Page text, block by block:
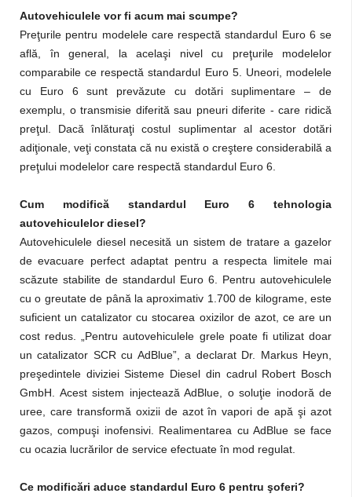
Autovehiculele vor fi acum mai scumpe?
Preţurile pentru modelele care respectă standardul Euro 6 se
află, în general, la acelaşi nivel cu preţurile modelelor
comparabile ce respectă standardul Euro 5. Uneori, modelele
cu Euro 6 sunt prevăzute cu dotări suplimentare – de
exemplu, o transmisie diferită sau pneuri diferite - care ridică
preţul. Dacă înlăturaţi costul suplimentar al acestor dotări
adiţionale, veţi constata că nu există o creştere considerabilă a
preţului modelelor care respectă standardul Euro 6.
Cum modifică standardul Euro 6 tehnologia
autovehiculelor diesel?
Autovehiculele diesel necesită un sistem de tratare a gazelor
de evacuare perfect adaptat pentru a respecta limitele mai
scăzute stabilite de standardul Euro 6. Pentru autovehiculele
cu o greutate de până la aproximativ 1.700 de kilograme, este
suficient un catalizator cu stocarea oxizilor de azot, ce are un
cost redus. „Pentru autovehiculele grele poate fi utilizat doar
un catalizator SCR cu AdBlue”, a declarat Dr. Markus Heyn,
preşedintele diviziei Sisteme Diesel din cadrul Robert Bosch
GmbH. Acest sistem injectează AdBlue, o soluţie inodoră de
uree, care transformă oxizii de azot în vapori de apă şi azot
gazos, compuşi inofensivi. Realimentarea cu AdBlue se face
cu ocazia lucrărilor de service efectuate în mod regulat.
Ce modificări aduce standardul Euro 6 pentru şoferi?